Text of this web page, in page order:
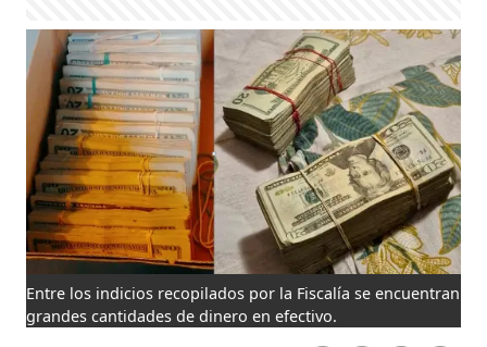
Entre los indicios recopilados por la Fiscalía se encuentran
grandes cantidades de dinero en efectivo.